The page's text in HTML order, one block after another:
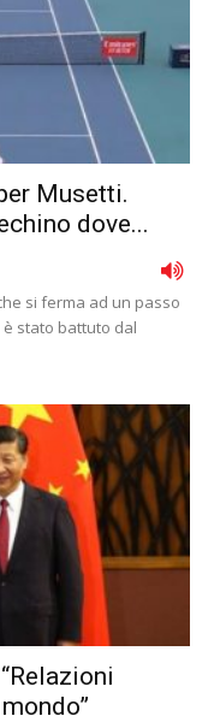
Musetti.
dove...
si ferma ad un passo
è stato battuto dal